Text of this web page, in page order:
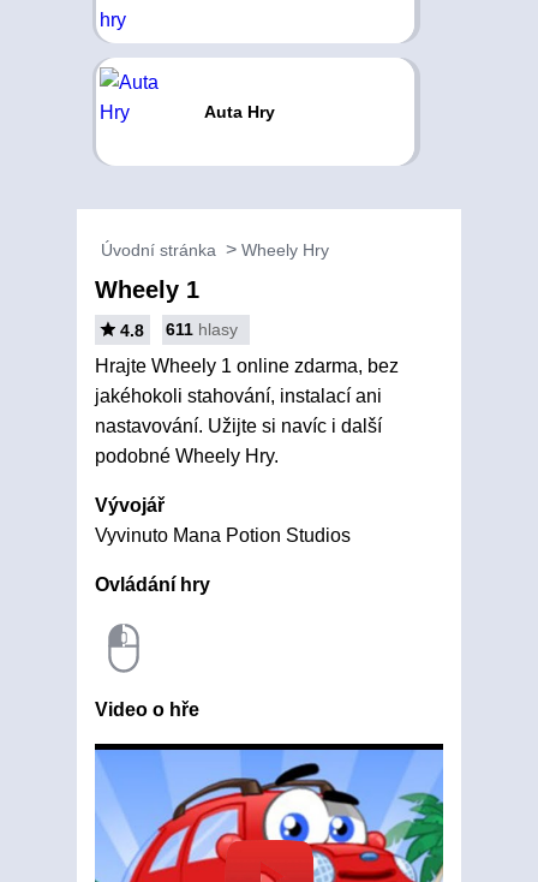
Auta Hry
Úvodní stránka Wheely Hry
Wheely 1
4.8 611 hlasy
Hrajte Wheely 1 online zdarma, bez
jakéhokoli stahování, instalací ani
nastavování. Užijte si navíc i další
podobné Wheely Hry.
Vývojář
Vyvinuto Mana Potion Studios
Ovládání hry
Video o hře